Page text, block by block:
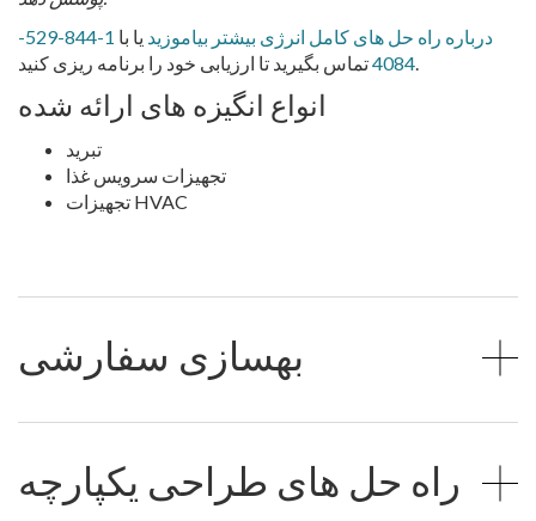
درباره راه حل های کامل انرژی بیشتر بیاموزید یا با
1-844-529-
4084تماس بگیرید تا ارزیابی خود را برنامه ریزی کنید.
انواع انگیزه های ارائه شده
تبرید
تجهیزات سرویس غذا
تجهیزات HVAC
بهسازی سفارشی
راه حل های طراحی یکپارچه